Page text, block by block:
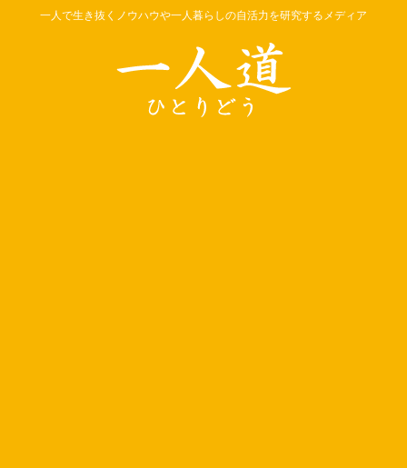
一人で生き抜くノウハウや一人暮らしの自活力を研究するメディア